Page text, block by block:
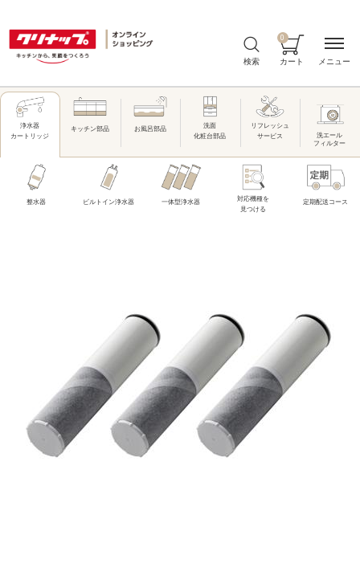
検索 カート
0
浄水器
カートリッジ
キッチン部品 お風呂部品
洗面
化粧台部品
リフレッシュ
サービス
洗エール
フィルター
整水器 ビルトイン浄水器 一体型浄水器
対応機種を
見つける
定期配送コース
メニュー